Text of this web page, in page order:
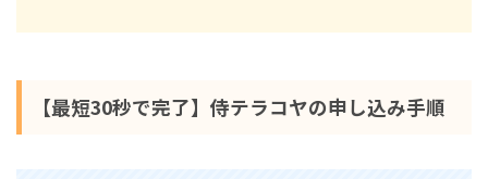
【最短30秒で完了】侍テラコヤの申し込み手順